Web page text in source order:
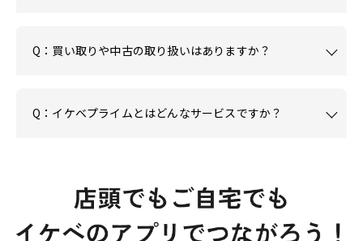
Q：買い取りや中古の取り扱いはありますか？
Q：イケベプライムとはどんなサービスですか？